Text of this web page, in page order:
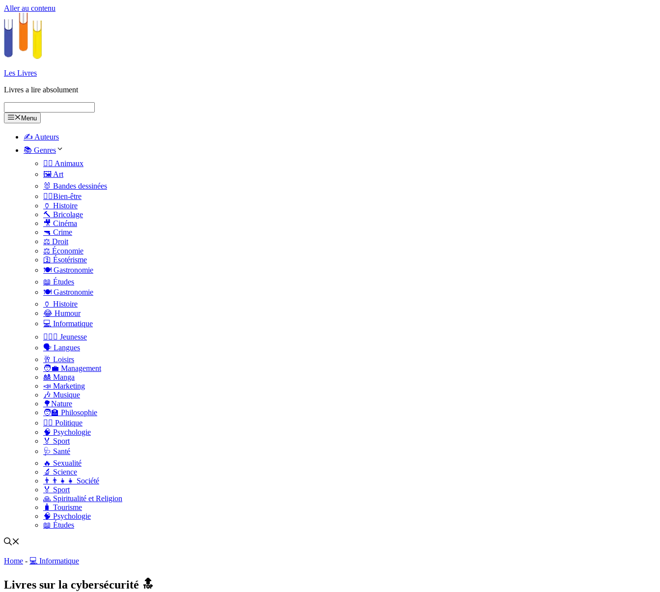
Aller au contenu
Les Livres
Livres a lire absolument
Menu
✍️ Auteurs
📚 Genres
🐕‍🦺 Animaux
🖼️ Art
🐰 Bandes dessinées
🧑‍⚕️Bien-être
🏺 Histoire
🔨 Bricolage
🎥 Cinéma
🔫 Crime
⚖️ Droit
⚖️ Économie
🛐 Ésotérisme
🍽️ Gastronomie
📖 Études
🍽️ Gastronomie
🏺 Histoire
😂 Humour
💻 Informatique
🤸🏽‍♀️ Jeunesse
🗣 Langues
🥂 Loisirs
🧑‍💼 Management
🎎 Manga
📣 Marketing
🎶 Musique
🌳Nature
🧑‍🏫 Philosophie
👨‍⚖️ Politique
🧠 Psychologie
🏅 Sport
🩺 Santé
🔥 Sexualité
🔬 Science
👨‍👨‍👧‍👧 Société
🏅 Sport
🙏 Spiritualité et Religion
🧳 Tourisme
🧠 Psychologie
📖 Études
Home - 💻 Informatique
Livres sur la cybersécurité 🔝